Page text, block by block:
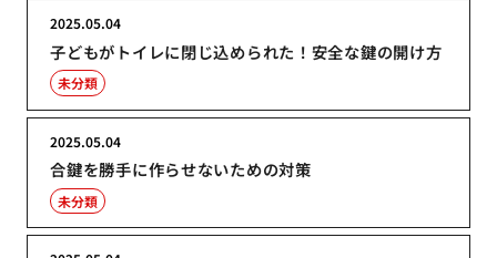
子どもがトイレに閉じ込められた！安全な鍵の開け方
2025.05.04
未分類
合鍵を勝手に作らせないための対策
2025.05.04
未分類